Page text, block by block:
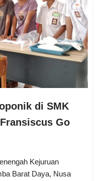
di SMK
Go
Kejuruan
Barat Daya, Nusa